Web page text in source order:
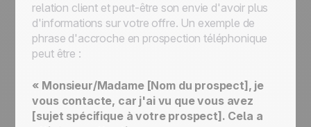
relation client et peut-être son envie d'avoir plus
d'informations sur votre offre. Un exemple de
phrase d'accroche en prospection téléphonique
peut être :
« Monsieur/Madame [Nom du prospect], je
vous contacte, car j'ai vu que vous avez
[sujet spécifique à votre prospect]. Cela a